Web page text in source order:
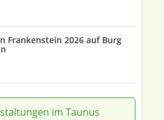
Frankenstein 2026 auf Burg
im Taunus